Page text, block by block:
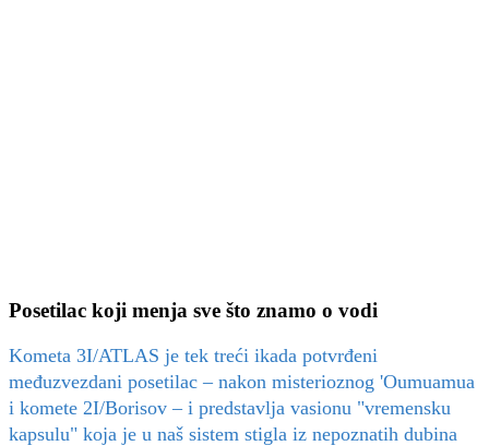
Posetilac koji menja sve što znamo o vodi
Kometa 3I/ATLAS je tek treći ikada potvrđeni
međuzvezdani posetilac – nakon misterioznog 'Oumuamua
i komete 2I/Borisov – i predstavlja vasionu "vremensku
kapsulu" koja je u naš sistem stigla iz nepoznatih dubina